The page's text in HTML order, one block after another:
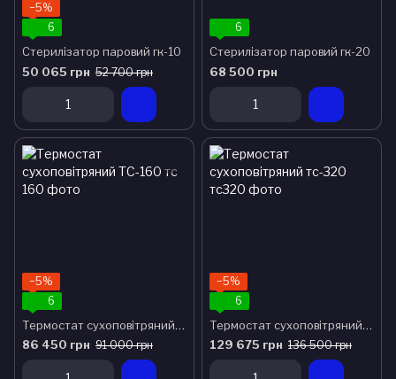
−5%
6
Стерилізатор паровий гк-10
50 065 грн 52 700 грн
6
Стерилізатор паровий гк-20
68 500 грн
−5%
6
Термостат сухоповітряний ТС-160
86 450 грн 91 000 грн
−5%
6
Термостат сухоповітряний тс-320
129 675 грн 136 500 грн